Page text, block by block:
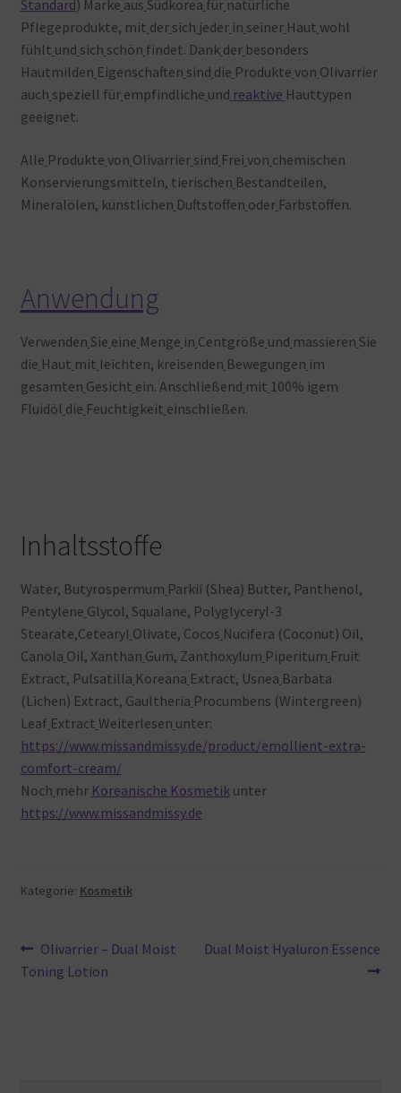
Standard) Marke aus Südkorea für natürliche
Pflegeprodukte, mit der sich jeder in seiner Haut wohl
fühlt und sich schön findet. Dank der besonders
Hautmilden Eigenschaften sind die Produkte von Olivarrier
auch speziell für empfindliche und reaktive Hauttypen
geeignet.
Alle Produkte von Olivarrier sind Frei von chemischen
Konservierungsmitteln, tierischen Bestandteilen,
Mineralölen, künstlichen Duftstoffen oder Farbstoffen.
Anwendung
Verwenden Sie eine Menge in Centgröße und massieren Sie
die Haut mit leichten, kreisenden Bewegungen im
gesamten Gesicht ein. Anschließend mit 100% igem
Fluidöl die Feuchtigkeit einschließen.
Inhaltsstoffe
Water, Butyrospermum Parkii (Shea) Butter, Panthenol,
Pentylene Glycol, Squalane, Polyglyceryl-3
Stearate,Cetearyl Olivate, Cocos Nucifera (Coconut) Oil,
Canola Oil, Xanthan Gum, Zanthoxylum Piperitum Fruit
Extract, Pulsatilla Koreana Extract, Usnea Barbata
(Lichen) Extract, Gaultheria Procumbens (Wintergreen)
Leaf Extract Weiterlesen unter:
https://www.missandmissy.de/product/emollient-extra-
comfort-cream/
Noch mehr Koreanische Kosmetikunter
https://www.missandmissy.de
Kategorie: Kosmetik
Beitragsnavigation
Vorheriger
Beitrag:
Olivarrier – Dual Moist
Toning Lotion
Nächster
Dual Moist Hyaluron Essence